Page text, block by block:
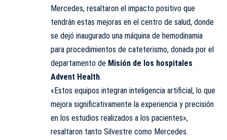
Mercedes, resaltaron el impacto positivo que
tendrán estas mejoras en el centro de salud, donde
se dejó inaugurado una máquina de hemodinamia
para procedimientos de cateterismo, donada por el
departamento de Misión de los hospitales
Advent Health.
«Estos equipos integran inteligencia artificial, lo que
mejora significativamente la experiencia y precisión
en los estudios realizados a los pacientes»,
resaltaron tanto Silvestre como Mercedes.